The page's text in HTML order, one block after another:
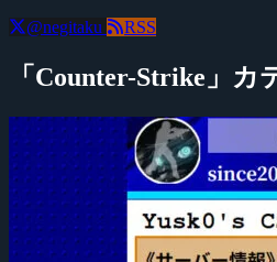
@negitaku RSS
「Counter-Strike」カ